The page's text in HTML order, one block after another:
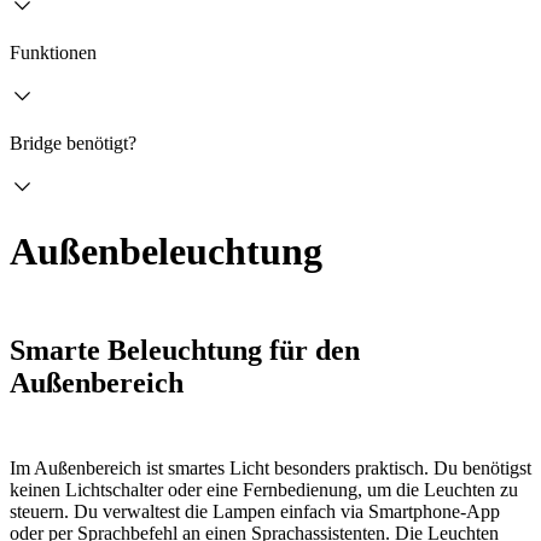
Funktionen
Bridge benötigt?
Außenbeleuchtung
Smarte Beleuchtung für den
Außenbereich
Im Außenbereich ist smartes Licht besonders praktisch. Du benötigst
keinen Lichtschalter oder eine Fernbedienung, um die Leuchten zu
steuern. Du verwaltest die Lampen einfach via Smartphone-App
oder per Sprachbefehl an einen Sprachassistenten. Die Leuchten